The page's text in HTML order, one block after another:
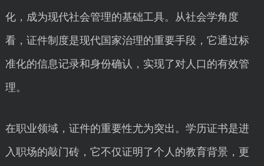
化，成为现代社会管理的基础工具。从社会学角度
看，证件制度是现代国家治理的重要手段，它通过标
准化的信息记录和身份确认，实现了对人口的有效管
理。
在职业领域，证件的重要性尤为突出。学历证书是进
入职场的敲门砖，它不仅证明了个人的教育背景，更